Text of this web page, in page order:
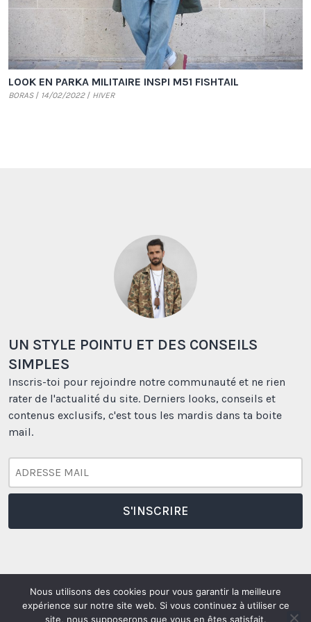
LOOK EN PARKA MILITAIRE INSPI M51 FISHTAIL
BORAS 14/02/2022 HIVER
UN STYLE POINTU ET DES CONSEILS
SIMPLES
Inscris-toi pour rejoindre notre communauté et ne rien
rater de l'actualité du site. Derniers looks, conseils et
contenus exclusifs, c'est tous les mardis dans ta boite
mail.
Nous utilisons des cookies pour vous garantir la meilleure
expérience sur notre site web. Si vous continuez à utiliser ce
site, nous supposerons que vous en êtes satisfait.